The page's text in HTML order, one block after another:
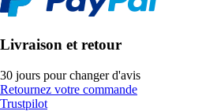
Livraison et retour
30 jours pour changer d'avis
Retournez votre commande
Trustpilot